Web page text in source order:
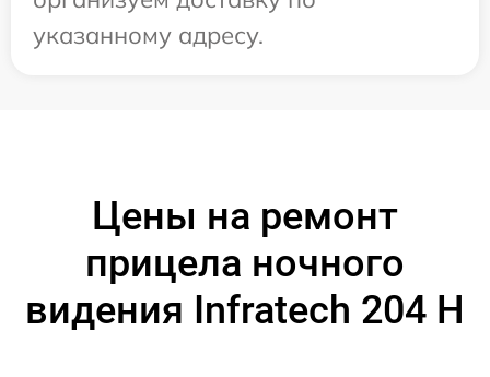
указанному адресу.
Цены на ремонт
прицела ночного
видения Infratech 204 Н